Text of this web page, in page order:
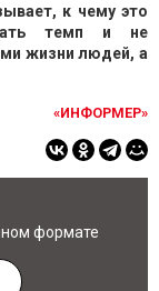
к чему это
темп и не
жизни людей, а
«ИНФОРМЕР»
формате